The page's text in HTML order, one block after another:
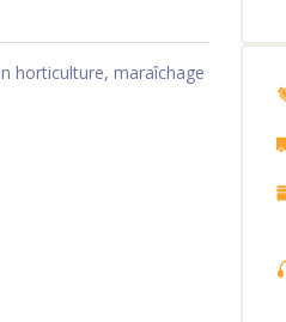
horticulture, maraîchage